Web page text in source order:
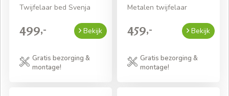
Twijfelaar bed Svenja
499,- Bekijk
Gratis bezorging &
montage!
Metalen twijfelaar
459,- Bekijk
Gratis bezorging &
montage!